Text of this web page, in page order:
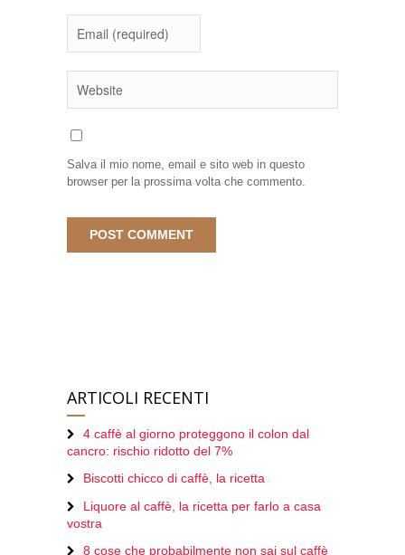
Salva il mio nome, email e sito web in questo
browser per la prossima volta che commento.
ARTICOLI RECENTI
4 caffè al giorno proteggono il colon dal
cancro: rischio ridotto del 7%
Biscotti chicco di caffè, la ricetta
Liquore al caffè, la ricetta per farlo a casa
vostra
8 cose che probabilmente non sai sul caffè